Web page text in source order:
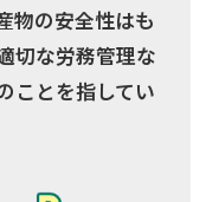
物の安全性はも
切な労務管理な
ことを指してい